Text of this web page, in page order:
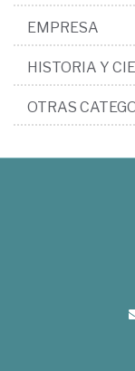
EMPRESA
HISTORIA Y
OTRAS